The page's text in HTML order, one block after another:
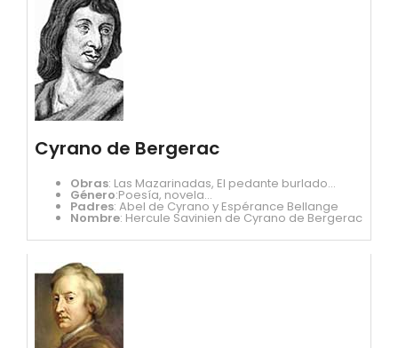
Cyrano de Bergerac
Obras: Las Mazarinadas, El pedante burlado...
Género:Poesía, novela...
Padres: Abel de Cyrano y Espérance Bellange
Nombre: Hercule Savinien de Cyrano de Bergerac